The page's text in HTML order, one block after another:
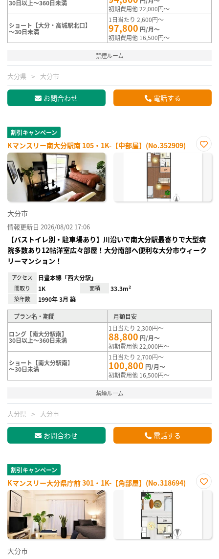
30日以上～360日未満
初期費用他 22,000円～
ショート【大分・高城駅北口】
～30日未満
1日当たり 2,600円～
97,800 円/月～
初期費用他 16,500円～
禁煙ルーム
大分県 大分市
お問合わせ 電話する
割引キャンペーン
Kマンスリー南大分駅南 105・1K-【中部屋】(No.352909)
お気
大分市
情報更新日 2026/08/02 17:06
【バストイレ別・駐車場あり】川沿いで南大分駅最寄りで大型病
院多数あり12帖洋室広々部屋！大分南部へ便利な大分市ウィーク
リーマンション！
アクセス 日豊本線「西大分駅」
間取り 1K 面積 33.3m²
築年数 1990年 3月 築
プラン名・期間 月額目安
ロング【南大分駅南】
30日以上～360日未満
1日当たり 2,300円～
88,800 円/月～
初期費用他 22,000円～
ショート【南大分駅南】
～30日未満
1日当たり 2,700円～
100,800 円/月～
初期費用他 16,500円～
禁煙ルーム
大分県 大分市
お問合わせ 電話する
割引キャンペーン
Kマンスリー大分県庁前 301・1K-【角部屋】(No.318694)
お気
大分市